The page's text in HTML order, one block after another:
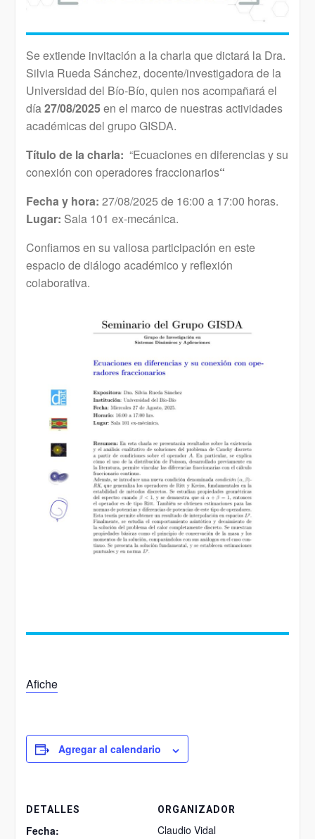
Se extiende invitación a la charla que dictará la Dra.
Silvia Rueda Sánchez, docente/investigadora de la
Universidad del Bío-Bío, quien nos acompañará el
día27/08/2025en el marco de nuestras actividades
académicas del grupo GISDA.
Título de la charla: “Ecuaciones en diferencias y su
conexión con operadores fraccionarios“
Fecha y hora: 27/08/2025 de 16:00 a 17:00 horas.
Lugar: Sala 101 ex-mecánica.
Confiamos en su valiosa participación en este
espacio de diálogo académico y reflexión
colaborativa.
Afiche
Agregar al calendario
DETALLES
Fecha:
ORGANIZADOR
Claudio Vidal